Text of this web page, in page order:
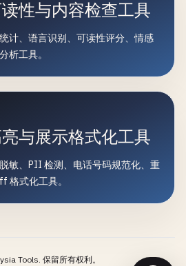
性与内容检查工具
计、语言识别、可读性评分、情感
析工具。
与展示格式化工具
敏、PII 检测、电话号码规范化、重
格式化工具。
Tools. 保留所有权利。